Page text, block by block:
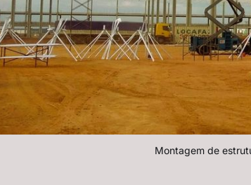
Montagem de